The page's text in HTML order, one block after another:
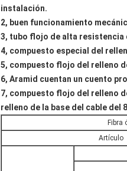
instalación.
2, buen funcionamiento
3, tubo flojo de alta
4, compuesto especial del
5, compuesto flojo del relleno
6, Aramid cuentan un cuento
7, compuesto flojo del relleno
relleno de la base del cable del
Fibra
Artículo